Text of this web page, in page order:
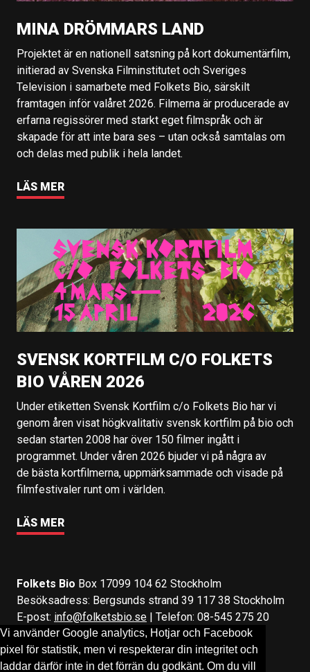
Vi använder Google analytics, Hotjar och Facebook
pixel för statistik, men vi respekterar din integritet och
laddar därför inte in det förrän du godkänt. Om du vill
MINA DRÖMMARS LAND
Projektet är en nationell satsning på kort dokumentärfilm,
initierad av Svenska Filminstitutet och Sveriges
Television i samarbete med Folkets Bio, särskilt
framtagen inför valåret 2026. Filmerna är producerade av
erfarna regissörer med starkt eget filmspråk och är
skapade för att inte bara ses – utan också samtalas om
och delas med publik i hela landet.
LÄS MER
SVENSK KORTFILM C/O FOLKETS
BIO VÅREN 2026
Under etiketten Svensk Kortfilm c/o Folkets Bio har vi
genom åren visat högkvalitativ svensk kortfilm på bio och
sedan starten 2008 har över 150 filmer ingått i
programmet. Under våren 2026 bjuder vi på några av
de bästa kortfilmerna, uppmärksammade och visade på
filmfestivaler runt om i världen.
LÄS MER
Folkets Bio Box 17099 104 62 Stockholm
Besöksadress: Bergsunds strand 39 117 38 Stockholm
E-post: info@folketsbio.se | Telefon: 08-545 275 20
Följ oss på:Facebook&Instagram